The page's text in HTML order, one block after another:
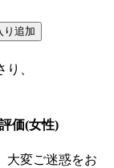
、
価(女性)
大変ご迷惑をお